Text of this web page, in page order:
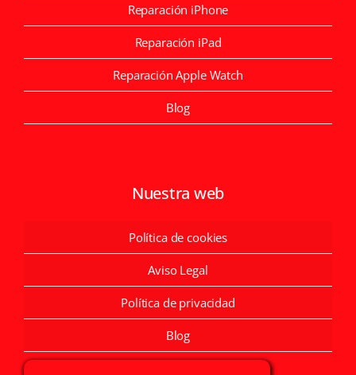
Reparación iPhone
Reparación iPad
Reparación Apple Watch
Blog
Nuestra web
Política de cookies
Aviso Legal
Política de privacidad
Blog